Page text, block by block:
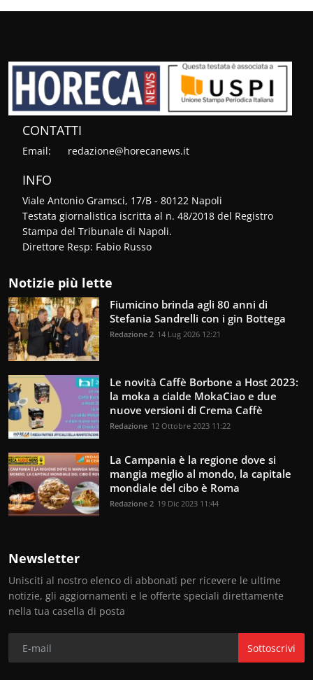
CONTATTI
Email: redazione@horecanews.it
INFO
Viale Antonio Gramsci, 17/B - 80122 Napoli
Testata giornalistica iscritta al n. 48/2018 del Registro
Stampa del Tribunale di Napoli.
Direttore Resp: Fabio Russo
Notizie più lette
Fiumicino brinda agli 80 anni di
Stefania Sandrelli con i gin Bottega
Redazione 2 14 Lug 2026 12:21
Le novità Caffè Borbone a Host 2023:
la moka a cialde MokaCiao e due
nuove versioni di Crema Caffè
Redazione 12 Ottobre 2023 11:22
La Campania è la regione dove si
mangia meglio al mondo, la capitale
mondiale del cibo è Roma
Redazione 2 19 Dic 2023 11:44
Newsletter
Unisciti al nostro elenco di abbonati per ricevere le ultime
notizie, gli aggiornamenti e le offerte speciali direttamente
nella tua casella di posta
Sottoscrivi